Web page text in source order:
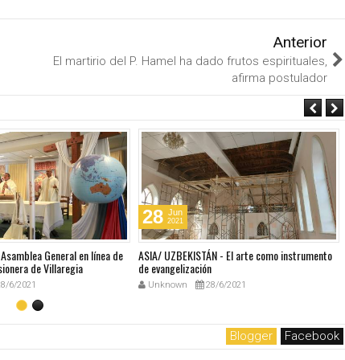
Anterior
El martirio del P. Hamel ha dado frutos espirituales,
afirma postulador
General en línea de
de Villaregia
6/2021
28 Jun
2021
ASIA/ UZBEKISTÁN - El arte como instrumento
de evangelización
Unknown 28/6/2021
Blogger Facebook